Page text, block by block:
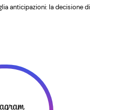
anticipazioni: la decisione di